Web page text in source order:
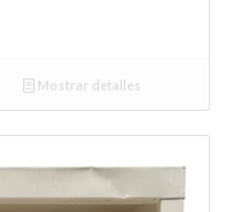
Mostrar detalles